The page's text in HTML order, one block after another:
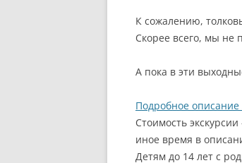
К сожалению,
Скорее всего, мы не
А пока в эти
Подробное
Стоимость
иное время в
Детям до 14 лет с